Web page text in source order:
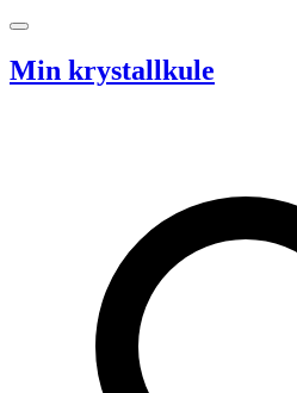
Hopp til innhold
Min krystallkule